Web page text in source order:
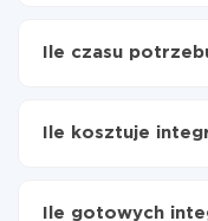
Facebook
Ecwid do
Ile czasu
od 5 do 30 minut.
Ile kosztuje
Ile gotowych